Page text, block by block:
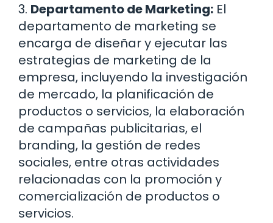
3. Departamento de Marketing: El
departamento de marketing se
encarga de diseñar y ejecutar las
estrategias de marketing de la
empresa, incluyendo la investigación
de mercado, la planificación de
productos o servicios, la elaboración
de campañas publicitarias, el
branding, la gestión de redes
sociales, entre otras actividades
relacionadas con la promoción y
comercialización de productos o
servicios.